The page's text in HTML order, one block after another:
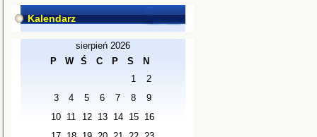
Kalendarz
sierpień 2026
P
W Ś C P S N
1
2
3
4 5 6 7 8
9
10 11 12 13 14 15
16